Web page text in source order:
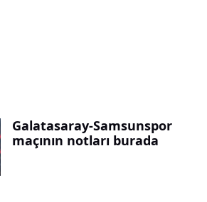
Galatasaray-Samsunspor
maçının notları burada